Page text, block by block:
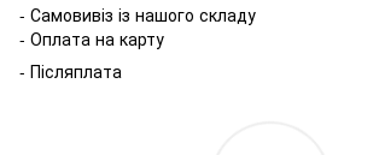
- Самовивіз із нашого складу
- Оплата на карту
- Післяплата